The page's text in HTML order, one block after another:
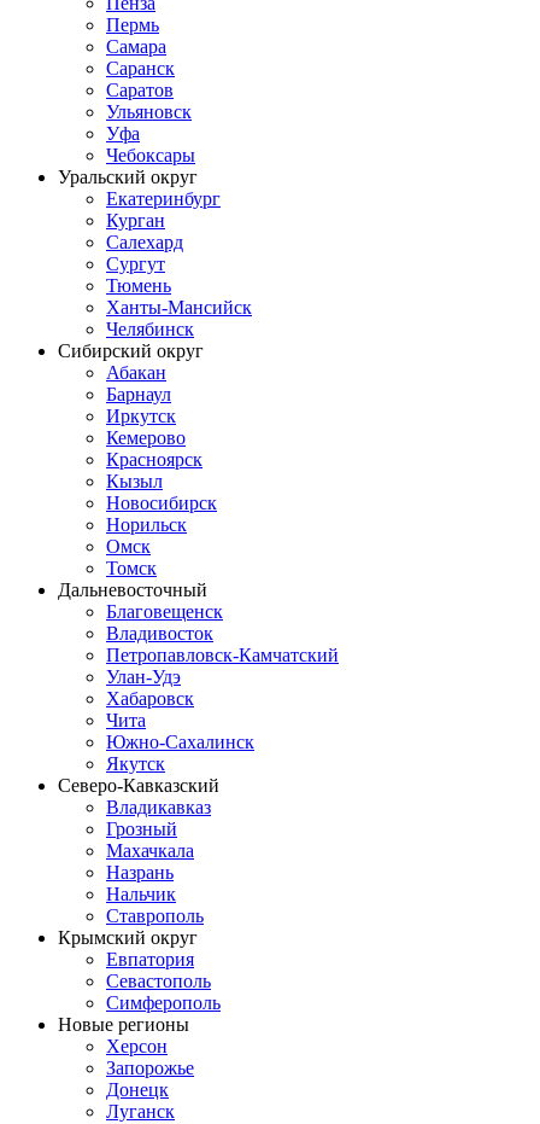
Пермь
Самара
Саранск
Саратов
Ульяновск
Уфа
Чебоксары
Уральский округ
Екатеринбург
Курган
Салехард
Сургут
Тюмень
Ханты-Мансийск
Челябинск
Сибирский округ
Абакан
Барнаул
Иркутск
Кемерово
Красноярск
Кызыл
Новосибирск
Норильск
Омск
Томск
Дальневосточный
Благовещенск
Владивосток
Петропавловск-Камчатский
Улан-Удэ
Хабаровск
Чита
Южно-Сахалинск
Якутск
Северо-Кавказский
Владикавказ
Грозный
Махачкала
Назрань
Нальчик
Ставрополь
Крымский округ
Евпатория
Севастополь
Симферополь
Новые регионы
Херсон
Запорожье
Донецк
Луганск